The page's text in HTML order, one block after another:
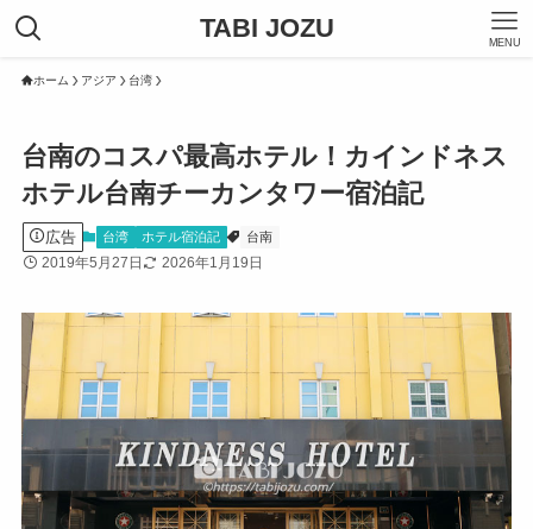
TABI JOZU MENU
ホーム アジア 台湾
台南のコスパ最高ホテル！カインドネス
ホテル台南チーカンタワー宿泊記
広告 台湾 ホテル宿泊記 台南
2019年5月27日 2026年1月19日